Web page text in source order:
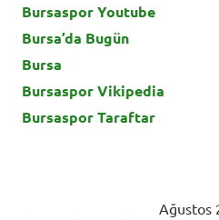
Bursaspor Youtube
Bursa’da Bugün
Bursa
Bursaspor Vikipedia
Bursaspor Taraftar
Ağustos